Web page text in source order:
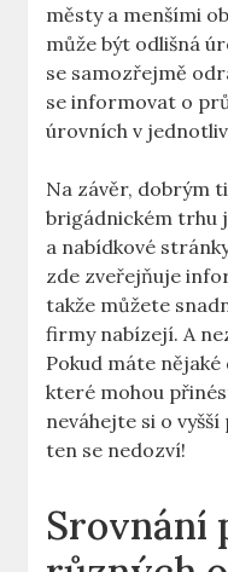
městy a menšími
může být odlišná
se samozřejmě
se informovat o
úrovních v
Na závěr, dobrým
brigádnickém trhu
a nabídkové
zde zveřejňuje
takže můžete
firmy nabízejí. A
Pokud máte
které mohou
neváhejte si o
ten se nedozví!
Srovnání